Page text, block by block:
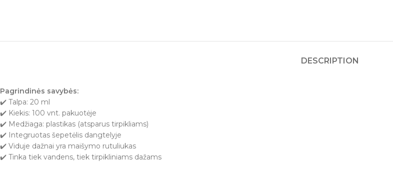
DESCRIPTION
Pagrindinės savybės:
✔️ Talpa: 20 ml
✔️ Kiekis: 100 vnt. pakuotėje
✔️ Medžiaga: plastikas (atsparus tirpikliams)
✔️ Integruotas šepetėlis dangtelyje
✔️ Viduje dažnai yra maišymo rutuliukas
✔️ Tinka tiek vandens, tiek tirpikliniams dažams